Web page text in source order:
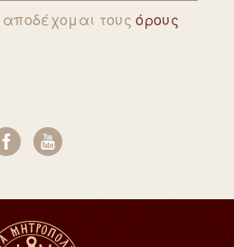
αποδέχομαι τουςόρους